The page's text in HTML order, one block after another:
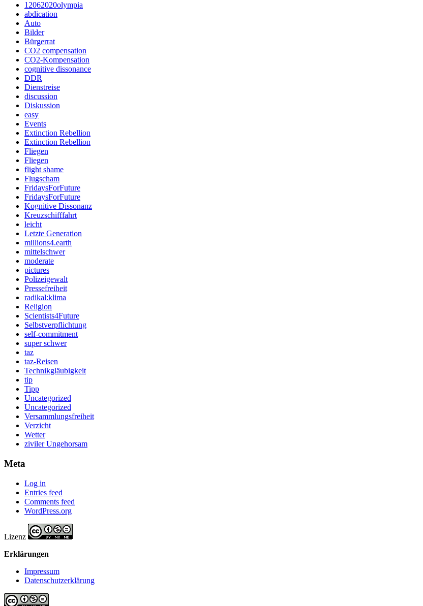
12062020olympia
abdication
Auto
Bilder
Bürgerrat
CO2 compensation
CO2-Kompensation
cognitive dissonance
DDR
Dienstreise
discussion
Diskussion
easy
Events
Extinction Rebellion
Extinction Rebellion
Fliegen
Fliegen
flight shame
Flugscham
FridaysForFuture
FridaysForFuture
Kognitive Dissonanz
Kreuzschifffahrt
leicht
Letzte Generation
millions4.earth
mittelschwer
moderate
pictures
Polizeigewalt
Pressefreiheit
radikal:klima
Religion
Scientists4Future
Selbstverpflichtung
self-commitment
super schwer
taz
taz-Reisen
Technikgläubigkeit
tip
Tipp
Uncategorized
Uncategorized
Versammlungsfreiheit
Verzicht
Wetter
ziviler Ungehorsam
Meta
Log in
Entries feed
Comments feed
WordPress.org
Lizenz
Erklärungen
Impressum
Datenschutzerklärung